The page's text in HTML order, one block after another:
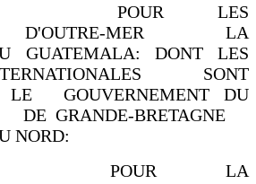
POUR LES
D'OUTRE-MER LA
GUATEMALA: DONT LES
SONT
LE GOUVERNEMENT DU
DE GRANDE-BRETAGNE
NORD:
POUR LA